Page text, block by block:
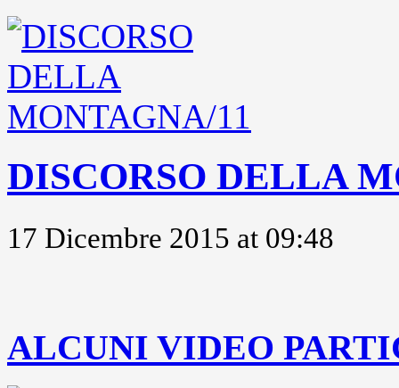
DISCORSO DELLA
17 Dicembre 2015 at 09:48
ALCUNI VIDEO